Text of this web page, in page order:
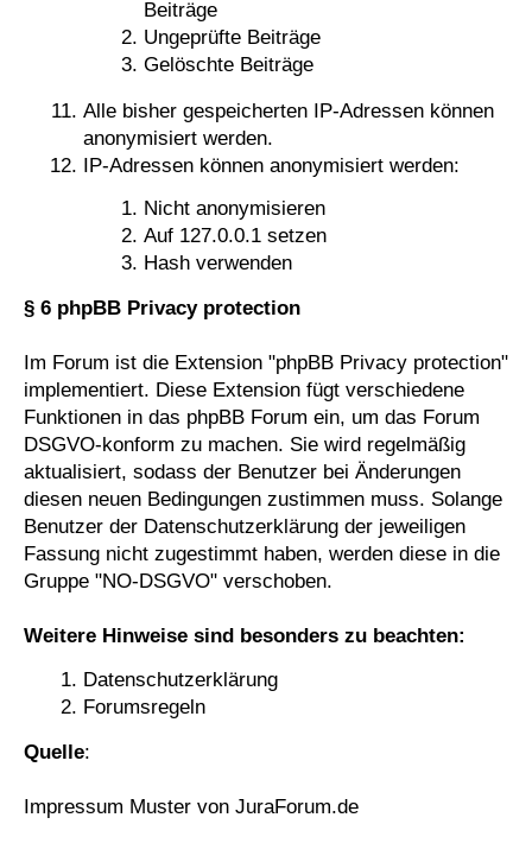
Beiträge
Ungeprüfte Beiträge
Gelöschte Beiträge
Alle bisher gespeicherten IP-Adressen können
anonymisiert werden.
IP-Adressen können anonymisiert werden:
Nicht anonymisieren
Auf 127.0.0.1 setzen
Hash verwenden
§ 6 phpBB Privacy protection
Im Forum ist die Extension "phpBB Privacy protection"
implementiert. Diese Extension fügt verschiedene
Funktionen in das phpBB Forum ein, um das Forum
DSGVO-konform zu machen. Sie wird regelmäßig
aktualisiert, sodass der Benutzer bei Änderungen
diesen neuen Bedingungen zustimmen muss. Solange
Benutzer der Datenschutzerklärung der jeweiligen
Fassung nicht zugestimmt haben, werden diese in die
Gruppe "NO-DSGVO" verschoben.
Weitere Hinweise sind besonders zu beachten:
Datenschutzerklärung
Forumsregeln
Quelle:
Impressum Muster von JuraForum.de